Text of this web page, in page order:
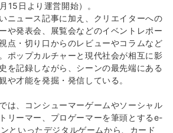
15日より運営開始）。
ニュース記事に加え、クリエイターへの
や発表会、展覧会などのイベントレポー
点・切り口からのレビューやコラムなど
ポップカルチャーと現代社会が相互に影
を記録しながら、シーンの最先端にある
や才能を発掘・発信している。
は、コンシューマーゲームやソーシャル
リーマー、プロゲーマーを筆頭とするe-
といったデジタルゲームから、カード